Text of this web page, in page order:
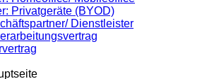
Privatgeräte (BYOD)
Dienstleister